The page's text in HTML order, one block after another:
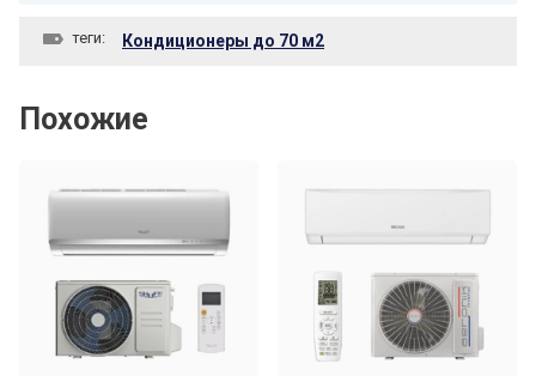
теги: Кондиционеры до 70 м2
Похожие